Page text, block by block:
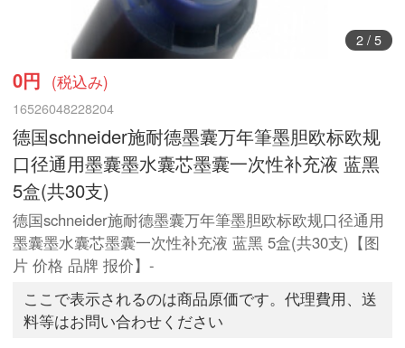
3/ 5
0円 (税込み)
16526048228204
德国schneider施耐德墨囊万年筆墨胆欧标欧规
口径通用墨囊墨水囊芯墨囊一次性补充液 蓝黑
5盒(共30支)
德国schneider施耐德墨囊万年筆墨胆欧标欧规口径通用
墨囊墨水囊芯墨囊一次性补充液 蓝黑 5盒(共30支)【图
片 价格 品牌 报价】-
ここで表示されるのは商品原価です。代理費用、送
料等はお問い合わせください